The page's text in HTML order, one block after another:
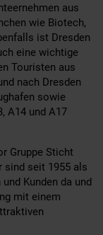
aus
wie Biotech,
ist Dresden
eine wichtige
Touristen aus
nach Dresden
sowie
A14 und A17
Gruppe Sticht
sind seit 1955 als
Kunden da und
mit einem